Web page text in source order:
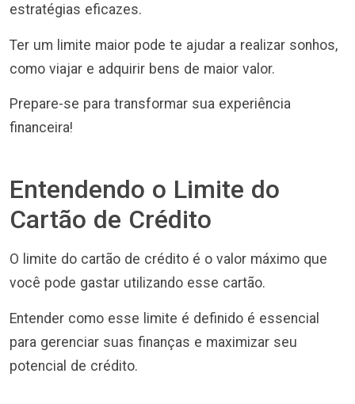
estratégias eficazes.
Ter um limite maior pode te ajudar a realizar sonhos,
como viajar e adquirir bens de maior valor.
Prepare-se para transformar sua experiência
financeira!
Entendendo o Limite do
Cartão de Crédito
O limite do cartão de crédito é o valor máximo que
você pode gastar utilizando esse cartão.
Entender como esse limite é definido é essencial
para gerenciar suas finanças e maximizar seu
potencial de crédito.